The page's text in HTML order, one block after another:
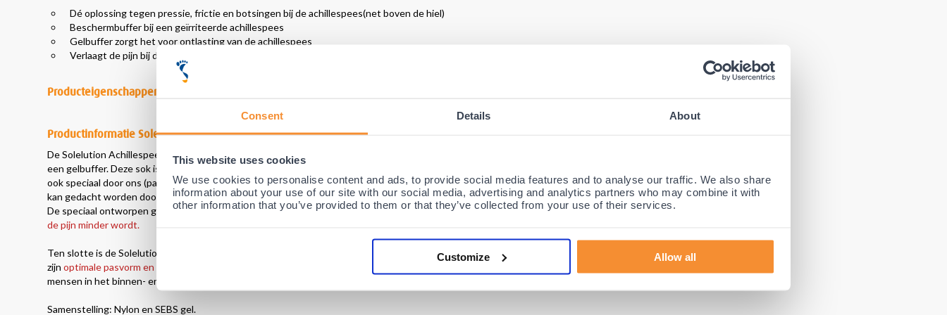
Consent Details About
This website uses cookies
We use cookies to personalise content and ads, to provide social media features and to analyse our traffic. We also share
information about your use of our site with our social media, advertising and analytics partners who may combine it with
other information that you’ve provided to them or that they’ve collected from your use of their services.
Customize Allow all
Dé oplossing tegen pressie, frictie en botsingen bij de achillespees(net boven de hiel)
Beschermbuffer bij een geïrriteerde achillespees
Gelbuffer zorgt het voor ontlasting van de achillespees
Verlaagt de pijn bij druk van bijv. de (sport)schoen, laars, skischoen, (roller)schaatsen etc.
Producteigenschappen
Productinformatie Solelution Achillespees gel sok - Zwart (per stuk)
De Solelution Achillespees gel sok is eenlichtgewicht, comfortabele en teenloze compressie sok
een gelbuffer. Deze sok is door Internationale vooraanstaande specialisten en therapeuten gemaakt. Deze uiterst moderne gel sok wordt dan
ook speciaal door ons (para)medisch team aanbevolen voor mensen die last hebben van harde schoenranden en/of gevoelige huidplekken. Hierbij
kan gedacht worden door toedoen van een (sport)schoen, laars, skischoen en/of (roller)schaatsen.
De speciaal ontworpen gel-buffer binnen de Solelution Achillespees gel sok zorgt ervoor dat het hielbeen/achillespees volledig ontlast wordt en
de pijn minder wordt.
Ten slotte is de Solelution Achillespees gel sok daarbij ook enorm rekbaar en geschikt voor elke voet. De gelsok staat dan ook bekend om
zijn optimale pasvorm en draagcomfort
mensen in het binnen- en buitenland gebruikt wordt bij het sporten, werken en voor dagelijks gebruik.
Samenstelling: Nylon en SEBS gel.